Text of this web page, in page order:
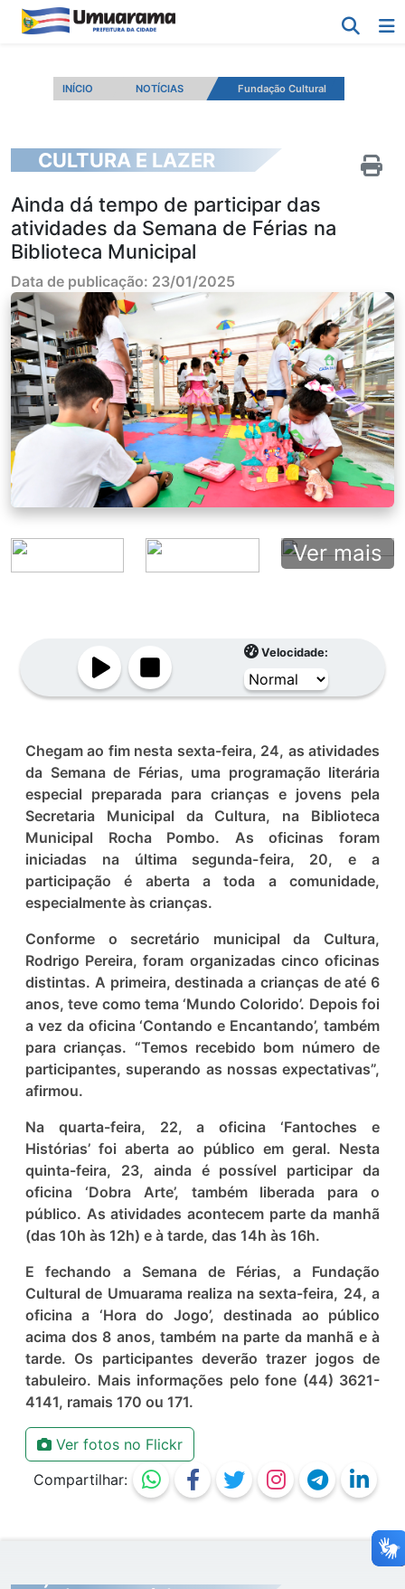
INÍCIO NOTÍCIAS Fundação Cultural
CULTURA E LAZER
Ainda dá tempo de participar das
atividades da Semana de Férias na
Biblioteca Municipal
Data de publicação: 23/01/2025
Ver mais
Velocidade:
Chegam ao fim nesta sexta-feira, 24, as atividades
da Semana de Férias, uma programação literária
especial preparada para crianças e jovens pela
Secretaria Municipal da Cultura, na Biblioteca
Municipal Rocha Pombo. As oficinas foram
iniciadas na última segunda-feira, 20, e a
participação é aberta a toda a comunidade,
especialmente às crianças.
Conforme o secretário municipal da Cultura,
Rodrigo Pereira, foram organizadas cinco oficinas
distintas. A primeira, destinada a crianças de até 6
anos, teve como tema ‘Mundo Colorido’. Depois foi
a vez da oficina ‘Contando e Encantando’, também
para crianças. “Temos recebido bom número de
participantes, superando as nossas expectativas”,
afirmou.
Na quarta-feira, 22, a oficina ‘Fantoches e
Histórias’ foi aberta ao público em geral. Nesta
quinta-feira, 23, ainda é possível participar da
oficina ‘Dobra Arte’, também liberada para o
público. As atividades acontecem parte da manhã
(das 10h às 12h) e à tarde, das 14h às 16h.
E fechando a Semana de Férias, a Fundação
Cultural de Umuarama realiza na sexta-feira, 24, a
oficina a ‘Hora do Jogo’, destinada ao público
acima dos 8 anos, também na parte da manhã e à
tarde. Os participantes deverão trazer jogos de
tabuleiro. Mais informações pelo fone (44) 3621-
4141, ramais 170 ou 171.
Ver fotos no Flickr
Compartilhar: